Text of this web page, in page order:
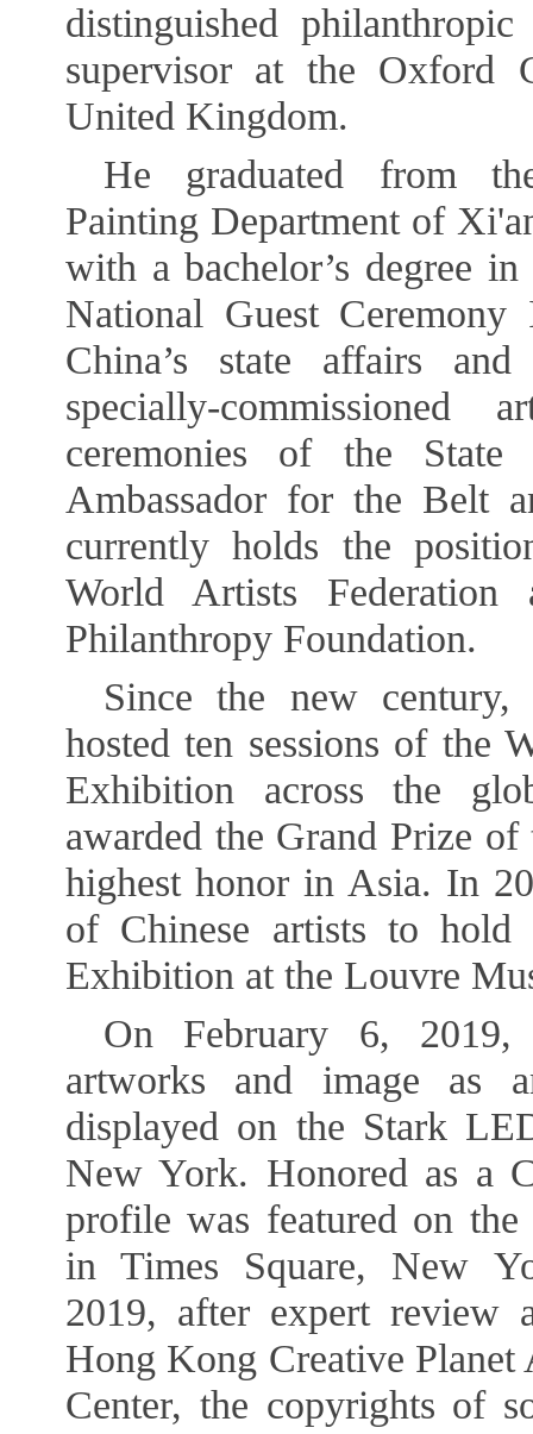
distinguished
supervisor at the Oxford
United Kingdom.
He graduated from
Painting Department of
with a bachelor’s degree
National Guest Ceremony
China’s state affairs
specially-
ceremonies of the
Ambassador for the Belt
currently holds the
World Artists
Philanthropy Foundation.
Since the new century,
hosted ten sessions of the
Exhibition across the
awarded the Grand Prize
highest honor in Asia. In
of Chinese artists to hold
Exhibition at the Louvre
On February 6,
artworks and image as
displayed on the Stark
New York. Honored as a
profile was featured on the
in Times Square, New
2019, after expert review
Hong Kong Creative
Center, the copyrights of